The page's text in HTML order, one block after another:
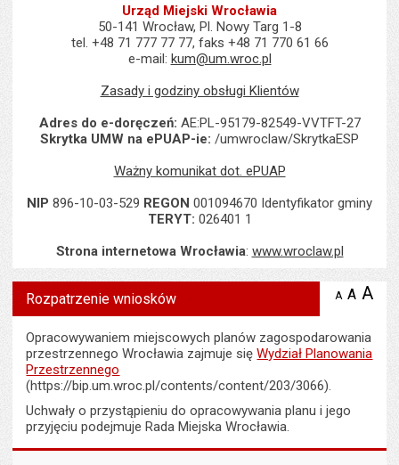
Urząd Miejski Wrocławia
50-141 Wrocław, Pl. Nowy Targ 1-8
tel. +48 71 777 77 77, faks +48 71 770 61 66
e-mail: kum@um.wroc.pl
Zasady i godziny obsługi Klientów
Adres do e-doręczeń: AE:PL-95179-82549-VVTFT-27
Skrytka UMW na ePUAP-ie: /umwroclaw/SkrytkaESP
Ważny komunikat dot. ePUAP
NIP 896-10-03-529 REGON 001094670 Identyfikator gminy
TERYT: 026401 1
Strona internetowa Wrocławia: www.wroclaw.pl
Rozpatrzenie wniosków A zmniejsz
A A
Opracowywaniem miejscowych planów zagospodarowania
przestrzennego Wrocławia zajmuje sięWydział Planowania
Przestrzennego
(https://bip.um.wroc.pl/contents/content/203/3066).
Uchwały o przystąpieniu do opracowywania planu i jego
przyjęciu podejmuje Rada Miejska Wrocławia.